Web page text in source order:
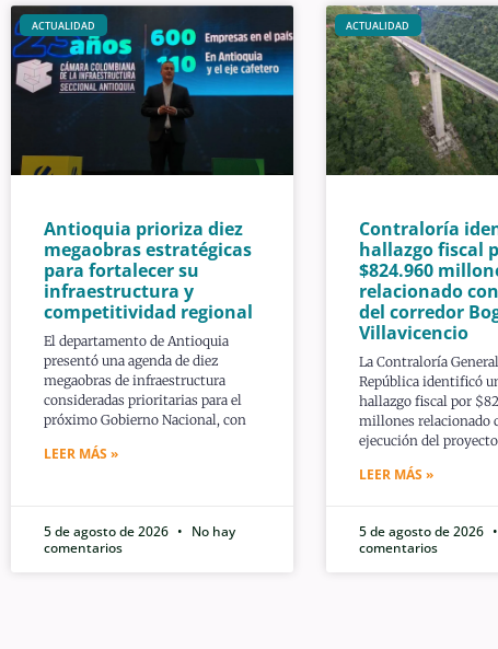
ACTUALIDAD
Antioquia prioriza diez
megaobras estratégicas
para fortalecer su
infraestructura y
competitividad regional
El departamento de Antioquia
presentó una agenda de diez
megaobras de infraestructura
consideradas prioritarias para el
próximo Gobierno Nacional, con
LEER MÁS »
5 de agosto de 2026
No hay
comentarios
ACTUALIDAD
Contraloría
hallazgo fiscal
$824.960
relacionado
del corredor
Villavicencio
La Contraloría
República identificó
hallazgo fiscal por
millones relacionado
ejecución del proyecto
LEER MÁS »
5 de agosto de 2026
comentarios